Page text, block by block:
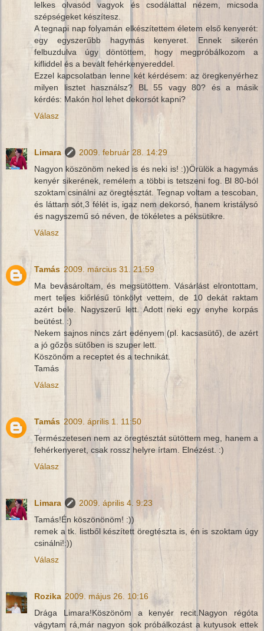
lelkes olvasód vagyok és csodálattal nézem, micsoda
szépségeket készítesz.
A tegnapi nap folyamán elkészítettem életem első kenyerét:
egy egyszerűbb hagymás kenyeret. Ennek sikerén
felbuzdulva úgy döntöttem, hogy megpróbálkozom a
kifliddel és a bevált fehérkenyereddel.
Ezzel kapcsolatban lenne két kérdésem: az öregkenyérhez
milyen lisztet használsz? BL 55 vagy 80? és a másik
kérdés: Makón hol lehet dekorsót kapni?
Válasz
Limara
2009. február 28. 14:29
Nagyon köszönöm neked is és neki is! :))Örülök a hagymás
kenyér sikerének, remélem a többi is tetszeni fog. Bl 80-ból
szoktam csinálni az öregtésztát. Tegnap voltam a tescoban,
és láttam sót,3 félét is, igaz nem dekorsó, hanem kristálysó
és nagyszemű só néven, de tökéletes a péksütikre.
Válasz
Tamás 2009. március 31. 21:59
Ma bevásároltam, és megsütöttem. Vásárlást elrontottam,
mert teljes kiőrlésű tönkölyt vettem, de 10 dekát raktam
azért bele. Nagyszerű lett. Adott neki egy enyhe korpás
beütést. :)
Nekem sajnos nincs zárt edényem (pl. kacsasütő), de azért
a jó gőzös sütőben is szuper lett.
Köszönöm a receptet és a technikát.
Tamás
Válasz
Tamás 2009. április 1. 11:50
Természetesen nem az öregtésztát sütöttem meg, hanem a
fehérkenyeret, csak rossz helyre írtam. Elnézést. :)
Válasz
Limara
2009. április 4. 9:23
Tamás!Én köszönönöm! :))
remek a tk. listből készített öregtészta is, én is szoktam úgy
csinálni!:))
Válasz
Rozika 2009. május 26. 10:16
Drága Limara!Köszönöm a kenyér recit.Nagyon régóta
vágytam rá,már nagyon sok próbálkozást a kutyusok ettek